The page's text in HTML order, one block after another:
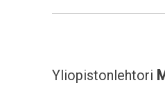
Yliopistonlehtori